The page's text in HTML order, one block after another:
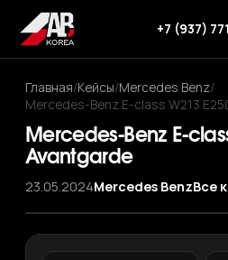
+7 (937)
Главная/Кейсы/Mercedes Benz/
Mercedes-Benz E-class W213
Mercedes-Benz E-
Avantgarde
23.05.2024Mercedes BenzВсе